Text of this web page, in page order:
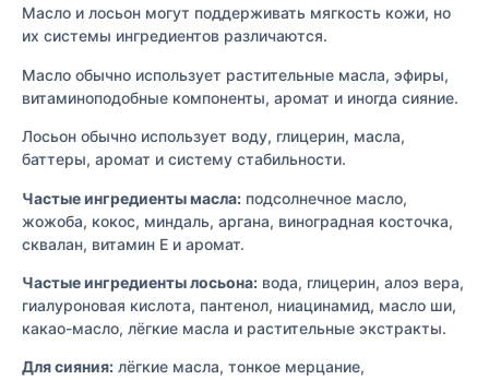
Масло и лосьон могут поддерживать мягкость кожи, но
их системы ингредиентов различаются.
Масло обычно использует растительные масла, эфиры,
витаминоподобные компоненты, аромат и иногда сияние.
Лосьон обычно использует воду, глицерин, масла,
баттеры, аромат и систему стабильности.
Частые ингредиенты масла: подсолнечное масло,
жожоба, кокос, миндаль, аргана, виноградная косточка,
сквалан, витамин E и аромат.
Частые ингредиенты лосьона: вода, глицерин, алоэ вера,
гиалуроновая кислота, пантенол, ниацинамид, масло ши,
какао-масло, лёгкие масла и растительные экстракты.
Для сияния: лёгкие масла, тонкое мерцание,